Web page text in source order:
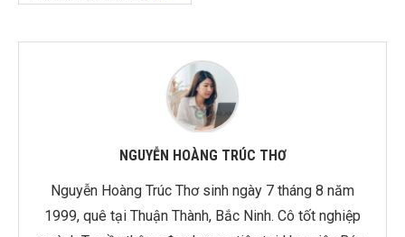
NGUYỄN HOÀNG TRÚC THƠ
Nguyễn Hoàng Trúc Thơ sinh ngày 7 tháng 8 năm
1999, quê tại Thuận Thành, Bắc Ninh. Cô tốt nghiệp